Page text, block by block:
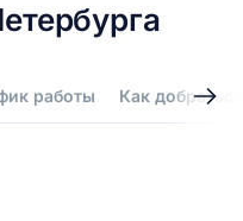
работы Как добраться